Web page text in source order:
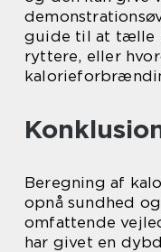
guide til at tælle
ryttere, eller
Beregning af
opnå sundhed
omfattende
har givet en